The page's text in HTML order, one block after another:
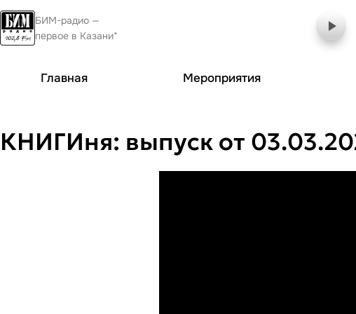
БИМ-радио —
первое в Казани*
Главная Мероприятия